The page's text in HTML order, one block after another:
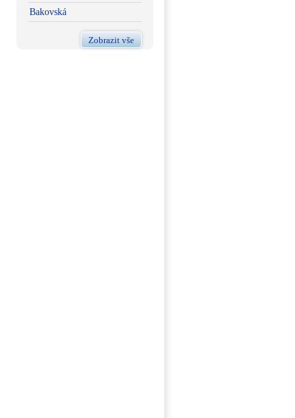
Bakovská
Zobrazit vše